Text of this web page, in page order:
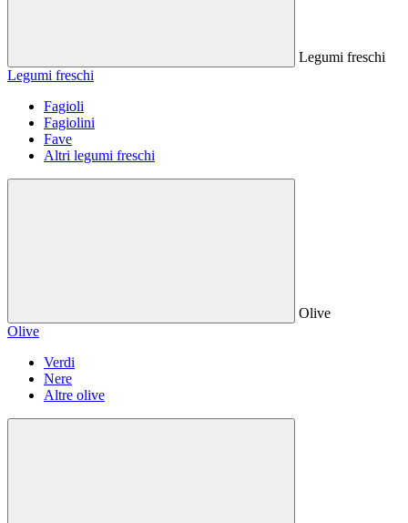
Legumi freschi
Legumi freschi
Fagioli
Fagiolini
Fave
Altri legumi freschi
Olive
Olive
Verdi
Nere
Altre olive